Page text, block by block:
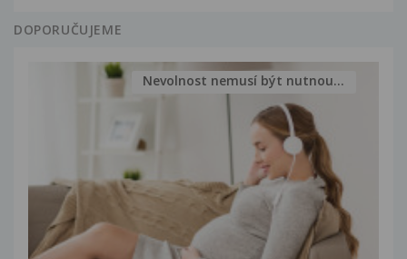
DOPORUČUJEME
Nevolnost nemusí být nutnou...